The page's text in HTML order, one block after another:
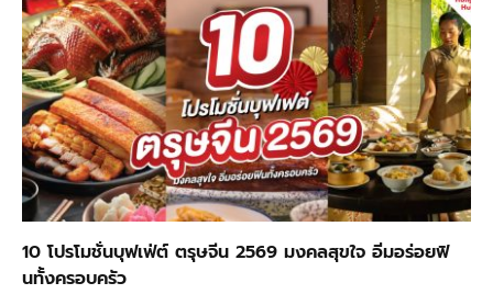
10 โปรโมชั่นบุฟเฟ่ต์ ตรุษจีน 2569 มงคลสุขใจ อิ่มอร่อยฟิ
นทั้งครอบครัว